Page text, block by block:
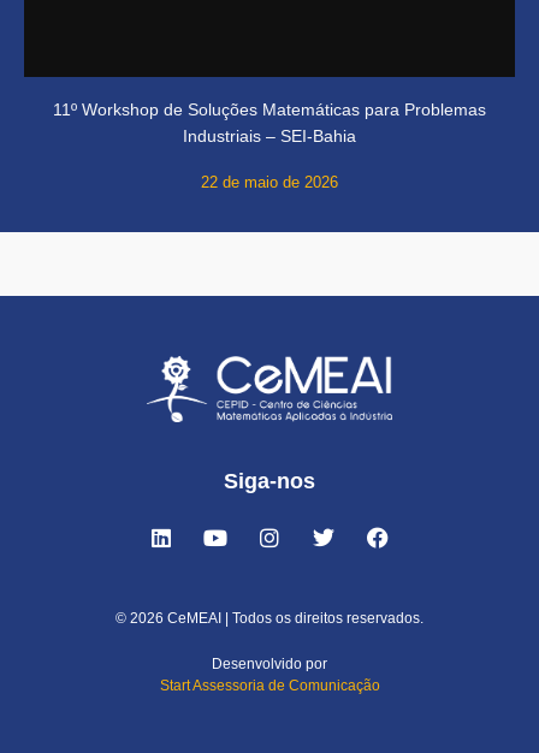
11º Workshop de Soluções Matemáticas para Problemas
Industriais – SEI-Bahia
22 de maio de 2026
Siga-nos
© 2026 CeMEAI | Todos os direitos reservados.
Desenvolvido por
Start Assessoria de Comunicação